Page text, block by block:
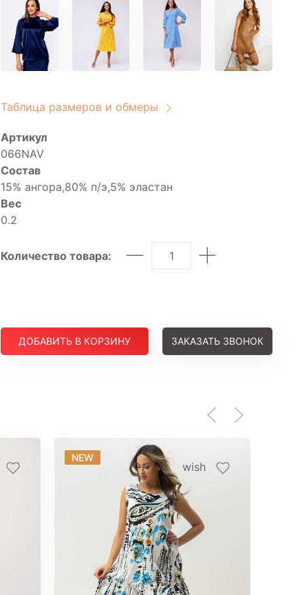
Таблица размеров и обмеры
Артикул
066NAV
Состав
15% ангора,80% п/э,5% эластан
Вес
0.2
Количество товара:
ДОБАВИТЬ В КОРЗИНУ ЗАКАЗАТЬ ЗВОНОК
wish
NEW